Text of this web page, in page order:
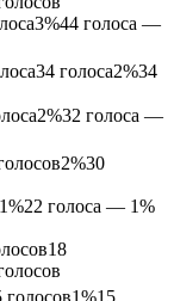
3%44 голоса —
34 голоса2%34
2%32 голоса —
2%30
1%22 голоса — 1%
18